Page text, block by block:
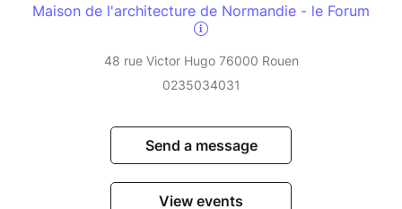
Maison de l'architecture de Normandie - le Forum
48 rue Victor Hugo 76000 Rouen
0235034031
Send a message
View events